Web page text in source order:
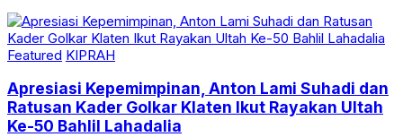
Featured KIPRAH
Apresiasi Kepemimpinan, Anton Lami Suhadi dan
Ratusan Kader Golkar Klaten Ikut Rayakan Ultah
Ke-50 Bahlil Lahadalia